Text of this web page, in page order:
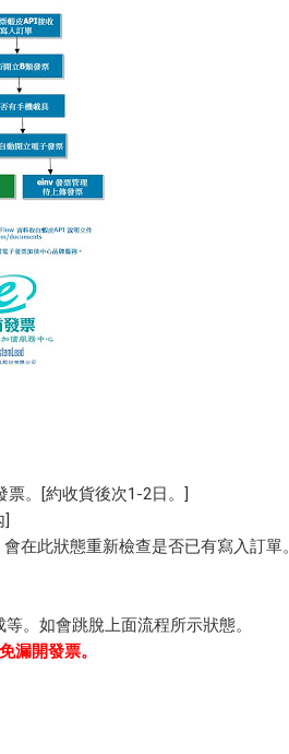
票。[約收貨後次1-2日。]
]
會在此狀態重新檢查是否已有寫入訂單
。如會跳脫上面流程所示狀態。
漏開發票。